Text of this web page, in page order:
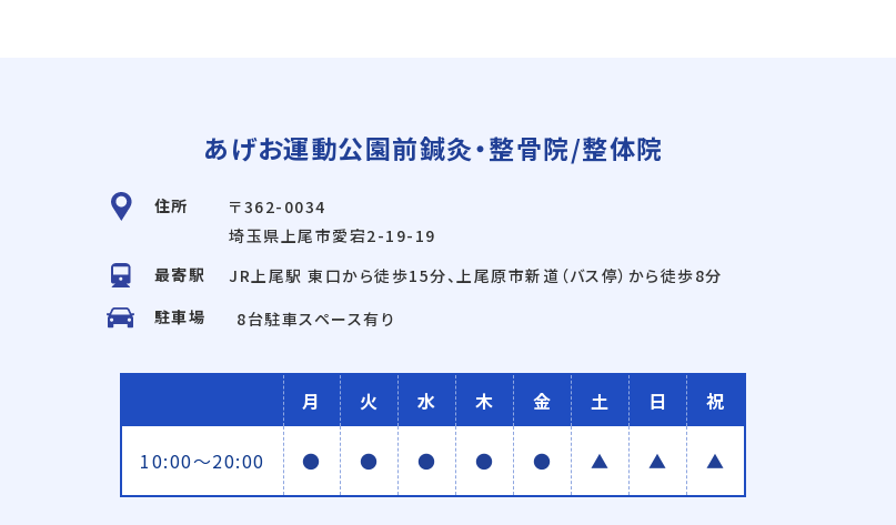
あげお運動公園前鍼灸・整骨院/整体院
住所
〒362-0034
埼玉県上尾市愛宕2-19-19
最寄駅
JR上尾駅 東口から徒歩15分、上尾原市新道（バス停）から徒歩8分
駐車場
8台駐車スペース有り
月 火 水 木 金 土 日 祝
10:00〜20:00 ● ● ● ● ● ▲ ▲ ▲